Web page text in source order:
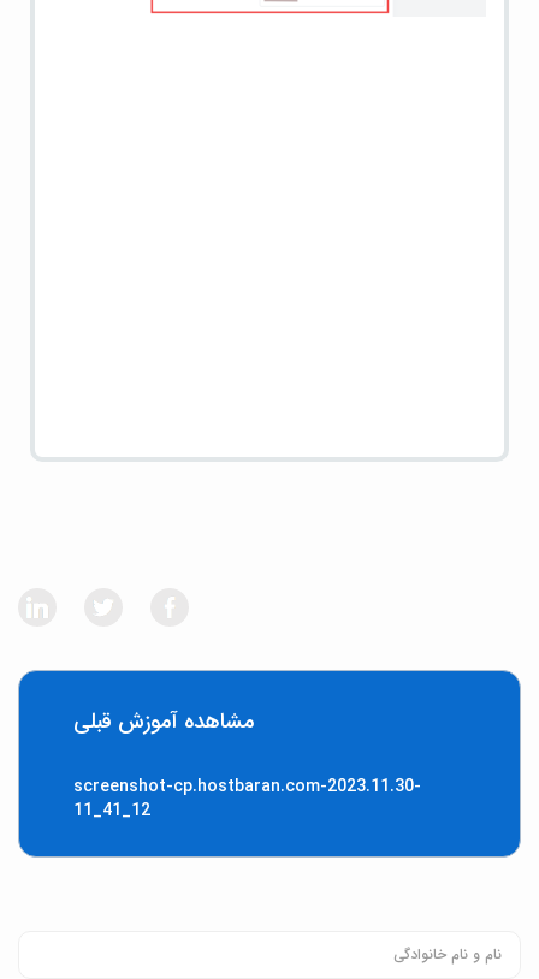
مشاهده آموزش قبلی
screenshot-cp.hostbaran.com-2023.11.30-
11_41_12